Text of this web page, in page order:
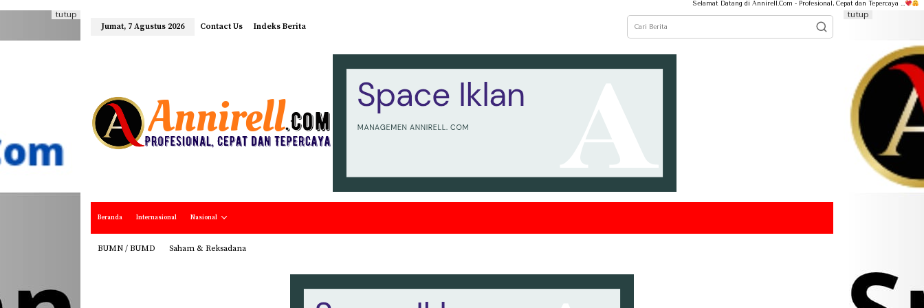
Selamat Datang di Annirell.Com - Profesional, Cepat dan Tepercaya ...
Jumat, 7 Agustus 2026 Contact Us Indeks Berita
Beranda Internasional Nasional
BUMN / BUMD Saham & Reksadana
tutup tutup